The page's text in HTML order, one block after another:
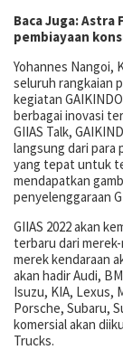
Baca Juga:
pembiayaan
Yohannes Nangoi,
seluruh rangkaian
kegiatan
berbagai inovasi
GIIAS Talk,
langsung dari para
yang tepat untuk
mendapatkan
penyelenggaraan
GIIAS 2022 akan
terbaru dari
merek kendaraan
akan hadir Audi,
Isuzu, KIA, Lexus,
Porsche, Subaru,
komersial akan
Trucks.